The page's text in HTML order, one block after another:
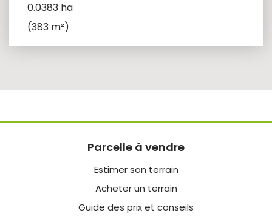
0.0383 ha
(383 m²)
Parcelle à vendre
Estimer son terrain
Acheter un terrain
Guide des prix et conseils